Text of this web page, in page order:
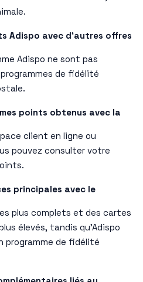
Adispo avec d’autres offres
Adispo ne sont pas
de fidélité
points obtenus avec la
client en ligne ou
pouvez consulter votre
principales avec le
plus complets et des cartes
élevés, tandis qu’Adispo
programme de fidélité